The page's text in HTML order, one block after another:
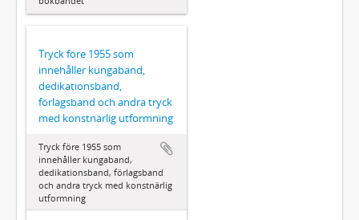
Tryck före 1955 som
innehåller kungaband,
dedikationsband,
förlagsband och andra tryck
med konstnärlig utformning
Tryck före 1955 som
innehåller kungaband,
dedikationsband, förlagsband
och andra tryck med konstnärlig
utformning